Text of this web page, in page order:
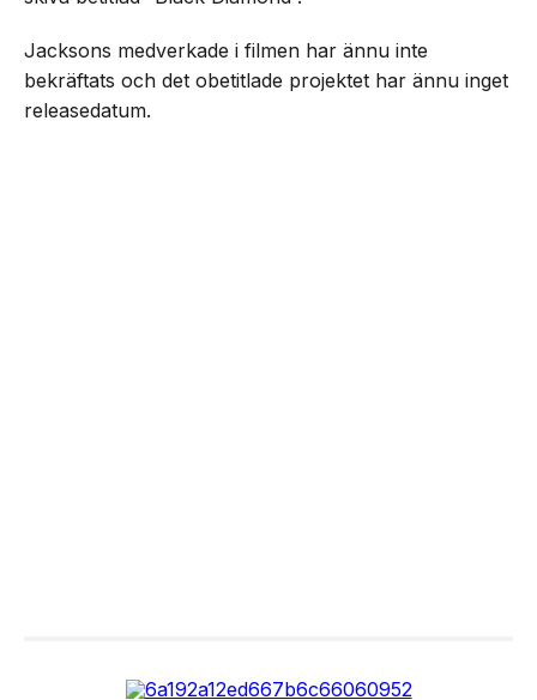
Jacksons medverkade i filmen har ännu inte
bekräftats och det obetitlade projektet har ännu inget
releasedatum.